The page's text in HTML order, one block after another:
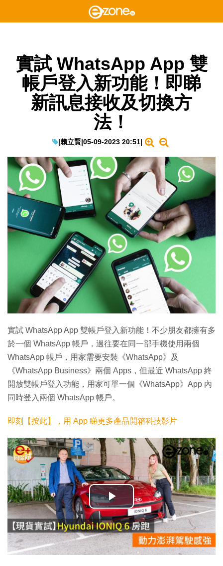
實試 WhatsApp App 雙
帳戶登入新功能！即睇
新訊息接收及切換方
法！
|賴立賢|05-09-2023 20:51|
實試 WhatsApp App 雙帳戶登入新功能！不少朋友都擁有多
於一個 WhatsApp 帳戶，過往要在同一部手機使用兩個
WhatsApp 帳戶，用家需要安裝《WhatsApp》及
《WhatsApp Business》兩個 Apps，但最近 WhatsApp 終
開放雙帳戶登入功能，用家可單一個《WhatsApp》App 內
同時登入兩個 WhatsApp 帳戶。
即刻【按此】，用 App 睇更多產品開箱科技影片
播
放
影